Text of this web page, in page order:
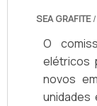
SEA GRAFITE/
O
elétricos
novos
unidades